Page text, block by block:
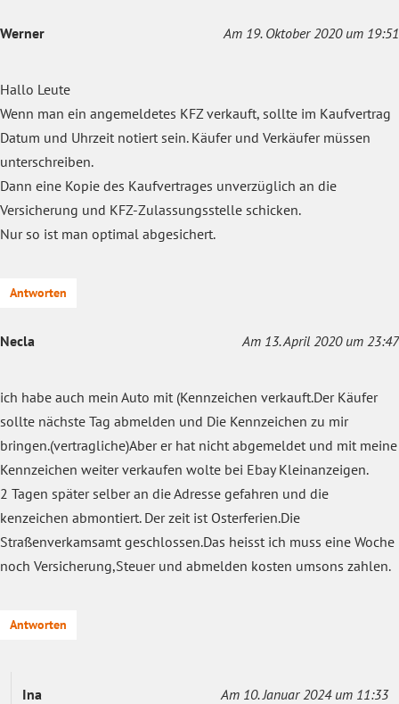
Werner Am 19. Oktober 2020 um 19:51
Hallo Leute
Wenn man ein angemeldetes KFZ verkauft, sollte im Kaufvertrag
Datum und Uhrzeit notiert sein. Käufer und Verkäufer müssen
unterschreiben.
Dann eine Kopie des Kaufvertrages unverzüglich an die
Versicherung und KFZ-Zulassungsstelle schicken.
Nur so ist man optimal abgesichert.
Antworten
Necla Am 13. April 2020 um 23:47
ich habe auch mein Auto mit (Kennzeichen verkauft.Der Käufer
sollte nächste Tag abmelden und Die Kennzeichen zu mir
bringen.(vertragliche)Aber er hat nicht abgemeldet und mit meine
Kennzeichen weiter verkaufen wolte bei Ebay Kleinanzeigen.
2 Tagen später selber an die Adresse gefahren und die
kenzeichen abmontiert. Der zeit ist Osterferien.Die
Straßenverkamsamt geschlossen.Das heisst ich muss eine Woche
noch Versicherung,Steuer und abmelden kosten umsons zahlen.
Antworten
Ina Am 10. Januar 2024 um 11:33